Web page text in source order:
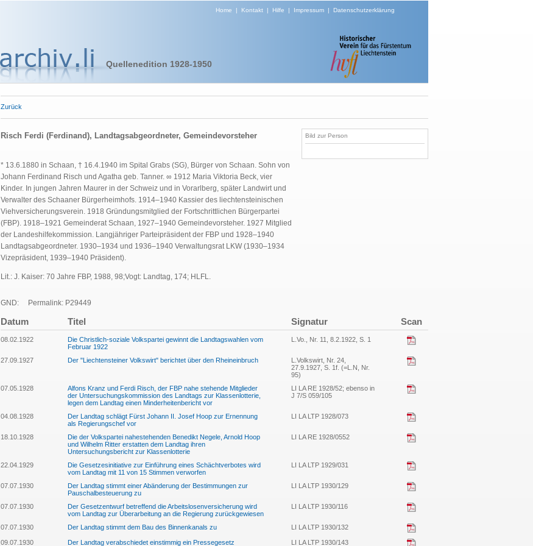
Home | Kontakt| Hilfe | Impressum| Datenschutzerklärung
Quellenedition 1928-1950
Zurück
Risch Ferdi (Ferdinand), Landtagsabgeordneter, Gemeindevorsteher
* 13.6.1880 in Schaan, † 16.4.1940 im Spital Grabs (SG), Bürger von Schaan. Sohn von
Johann Ferdinand Risch und Agatha geb. Tanner. ∞ 1912 Maria Viktoria Beck, vier
Kinder. In jungen Jahren Maurer in der Schweiz und in Vorarlberg, später Landwirt und
Verwalter des Schaaner Bürgerheimhofs. 1914–1940 Kassier des liechtensteinischen
Viehversicherungsverein. 1918 Gründungsmitglied der Fortschrittlichen Bürgerpartei
(FBP). 1918–1921 Gemeinderat Schaan, 1927–1940 Gemeindevorsteher. 1927 Mitglied
der Landeshilfekommission. Langjähriger Parteipräsident der FBP und 1928–1940
Landtagsabgeordneter. 1930–1934 und 1936–1940 Verwaltungsrat LKW (1930–1934
Vizepräsident, 1939–1940 Präsident).
Lit.: J. Kaiser: 70 Jahre FBP, 1988, 98;Vogt: Landtag, 174; HLFL.
GND: Permalink: P29449
Bild zur Person
Datum Titel Signatur Scan
08.02.1922
Die Christlich-soziale Volkspartei gewinnt die Landtagswahlen vom
Februar 1922
L.Vo., Nr. 11, 8.2.1922, S. 1
27.09.1927 Der "Liechtensteiner Volkswirt" berichtet über den Rheineinbruch
L.Volkswirt, Nr. 24,
27.9.1927, S. 1f. (=L.N, Nr.
95)
07.05.1928
Alfons Kranz und Ferdi Risch, der FBP nahe stehende Mitglieder
der Untersuchungskommission des Landtags zur Klassenlotterie,
legen dem Landtag einen Minderheitenbericht vor
LI LA RE 1928/52; ebenso in
J 7/S 059/105
04.08.1928
Der Landtag schlägt Fürst Johann II. Josef Hoop zur Ernennung
als Regierungschef vor
LI LA LTP 1928/073
18.10.1928
Die der Volkspartei nahestehenden Benedikt Negele, Arnold Hoop
und Wilhelm Ritter erstatten dem Landtag ihren
Untersuchungsbericht zur Klassenlotterie
LI LA RE 1928/0552
22.04.1929
Die Gesetzesinitiative zur Einführung eines Schächtverbotes wird
vom Landtag mit 11 von 15 Stimmen verworfen
LI LA LTP 1929/031
07.07.1930
Der Landtag stimmt einer Abänderung der Bestimmungen zur
Pauschalbesteuerung zu
LI LA LTP 1930/129
07.07.1930
Der Gesetzentwurf betreffend die Arbeitslosenversicherung wird
vom Landtag zur Überarbeitung an die Regierung zurückgewiesen
LI LA LTP 1930/116
07.07.1930 Der Landtag stimmt dem Bau des Binnenkanals zu LI LA LTP 1930/132
09.07.1930 Der Landtag verabschiedet einstimmig ein Pressegesetz LI LA LTP 1930/143